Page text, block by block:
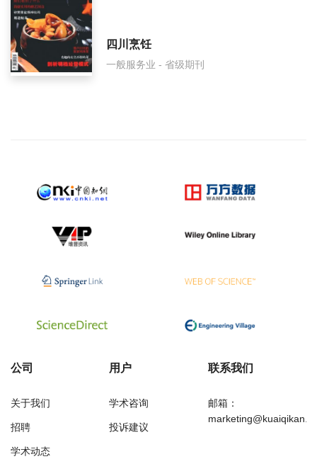
四川烹饪
一般服务业 - 省级期刊
公司
关于我们
招聘
学术动态
用户
学术咨询
投诉建议
联系我们
邮箱：